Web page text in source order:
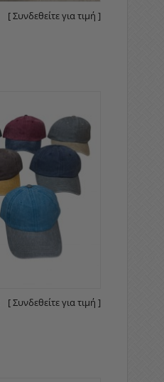
[ Συνδεθείτε για τιμή ]
[ Συνδεθείτε για τιμή ]